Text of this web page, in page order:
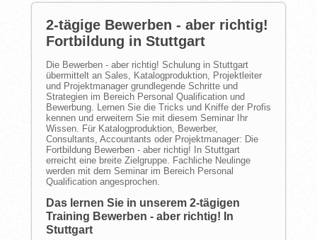
2-tägige Bewerben - aber richtig!
Fortbildung in Stuttgart
Die Bewerben - aber richtig! Schulung in Stuttgart
übermittelt an Sales, Katalogproduktion, Projektleiter
und Projektmanager grundlegende Schritte und
Strategien im Bereich Personal Qualification und
Bewerbung. Lernen Sie die Tricks und Kniffe der Profis
kennen und erweitern Sie mit diesem Seminar Ihr
Wissen. Für Katalogproduktion, Bewerber,
Consultants, Accountants oder Projektmanager: Die
Fortbildung Bewerben - aber richtig! In Stuttgart
erreicht eine breite Zielgruppe. Fachliche Neulinge
werden mit dem Seminar im Bereich Personal
Qualification angesprochen.
Das lernen Sie in unserem 2-tägigen
Training Bewerben - aber richtig! In
Stuttgart